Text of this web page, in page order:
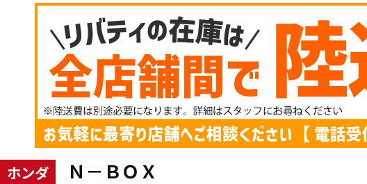
ホンダ Ｎ－ＢＯＸ